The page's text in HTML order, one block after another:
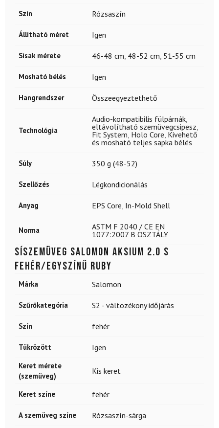
Szín Rózsaszín
Állítható méret Igen
Sisak mérete 46-48 cm 48-52 cm 51-55 cm
Mosható bélés Igen
Hangrendszer Összeegyeztethető
Technológia
Audio-kompatibilis fülpárnák
eltávolítható szemüvegcsipesz
Fit System Holo Core Kivehető
és mosható teljes sapka bélés
Súly 350 g (48-52)
Szellőzés Légkondicionálás
Anyag EPS Core In-Mold Shell
Norma
ASTM F 2040 / CE EN
1077:2007 B OSZTÁLY
Síszemüveg SALOMON Aksium 2.0 S
fehér/egyszínű RUBY
Márka Salomon
Szűrőkategória S2 - változékony időjárás
Szín fehér
Tükrözött Igen
Keret mérete
(szemüveg)
Kis keret
Keret színe fehér
A szemüveg színe Rózsaszín-sárga